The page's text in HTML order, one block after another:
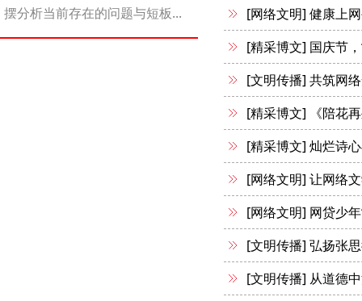
摆分析当前存在的问题与短板...
[网络文明] 健康上
[精采博文] 国庆节
[文明传播] 共筑网
[精采博文]
《陪花
[精采博文] 灿烂诗
[网络文明] 让网络
[网络文明] 网贷少
[文明传播] 弘扬张
[文明传播] 从道德